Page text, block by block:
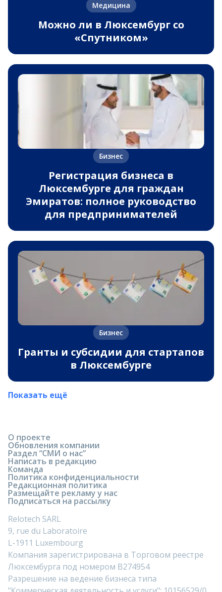
Медицина
Можно ли в Люксембург со
«Спутником»
Бизнес
Регистрация бизнеса в
Люксембурге для граждан
Эмиратов: полное руководство
для предпринимателей
Бизнес
Гранты и субсидии для стартапов
в Люксембурге
Показать ещё
О проекте
Обновления компании
Раздел “СМИ о нас”
Написать в редакцию
Команда
Политика конфиденциальности
Редакционная политика
Размещайте рекламу у нас
Подписаться на рассылку
Relotech SARL
9, rue du Laboratoire
L-1911 Luxembourg
Компания зарегистрирована в Торговом реестре
Люксембурга под номером B274954
Разрешение на ведение бизнеса типа